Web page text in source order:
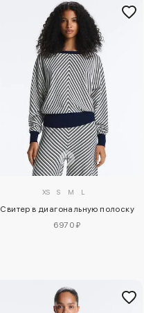
XS S M L
Свитер в диагональную полоску
6970 ₽